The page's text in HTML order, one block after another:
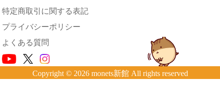
特定商取引に関する表記
プライバシーポリシー
よくある質問
Copyright © 2026 monets新館 All rights reserved